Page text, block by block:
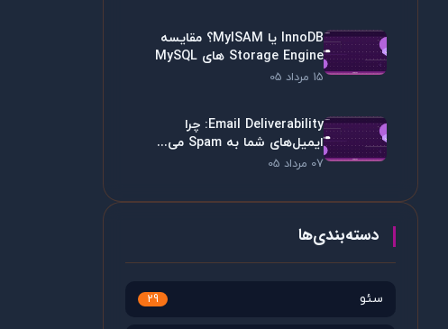
InnoDB یا MyISAM؟ مقایسه
Storage Engine های MySQL
15 مرداد 05
Email Deliverability: چرا
ایمیل‌های شما به Spam می...
07 مرداد 05
دسته‌بندی‌ها
سئو 29